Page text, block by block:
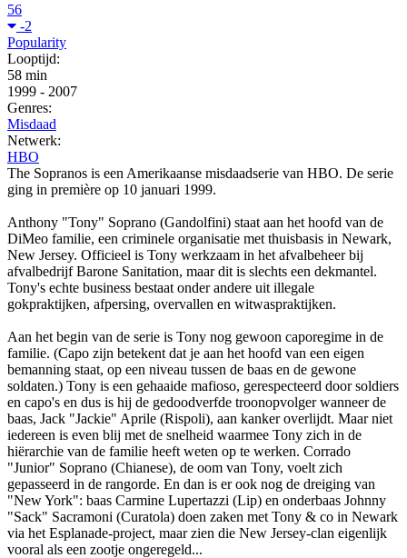
56
-2
Popularity
Looptijd:
58 min
1999 - 2007
Genres:
Misdaad
Netwerk:
HBO
The Sopranos is een Amerikaanse misdaadserie van HBO. De serie
ging in première op 10 januari 1999.
Anthony "Tony" Soprano (Gandolfini) staat aan het hoofd van de
DiMeo familie, een criminele organisatie met thuisbasis in Newark,
New Jersey. Officieel is Tony werkzaam in het afvalbeheer bij
afvalbedrijf Barone Sanitation, maar dit is slechts een dekmantel.
Tony's echte business bestaat onder andere uit illegale
gokpraktijken, afpersing, overvallen en witwaspraktijken.
Aan het begin van de serie is Tony nog gewoon caporegime in de
familie. (Capo zijn betekent dat je aan het hoofd van een eigen
bemanning staat, op een niveau tussen de baas en de gewone
soldaten.) Tony is een gehaaide mafioso, gerespecteerd door soldiers
en capo's en dus is hij de gedoodverfde troonopvolger wanneer de
baas, Jack "Jackie" Aprile (Rispoli), aan kanker overlijdt. Maar niet
iedereen is even blij met de snelheid waarmee Tony zich in de
hiërarchie van de familie heeft weten op te werken. Corrado
"Junior" Soprano (Chianese), de oom van Tony, voelt zich
gepasseerd in de rangorde. En dan is er ook nog de dreiging van
"New York": baas Carmine Lupertazzi (Lip) en onderbaas Johnny
"Sack" Sacramoni (Curatola) doen zaken met Tony & co in Newark
via het Esplanade-project, maar zien die New Jersey-clan eigenlijk
vooral als een zootje ongeregeld...